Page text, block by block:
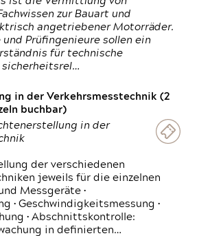
zur Bauart und
angetriebener Motorräder.
und Prüfingenieure sollen ein
für technische
sicherheitsrel…
in der Verkehrsmesstechnik (2
buchbar)
in der
der verschiedenen
jeweils für die einzelnen
Messgeräte •
• Geschwindigkeitsmessung •
• Abschnittskontrolle:
in definierten…